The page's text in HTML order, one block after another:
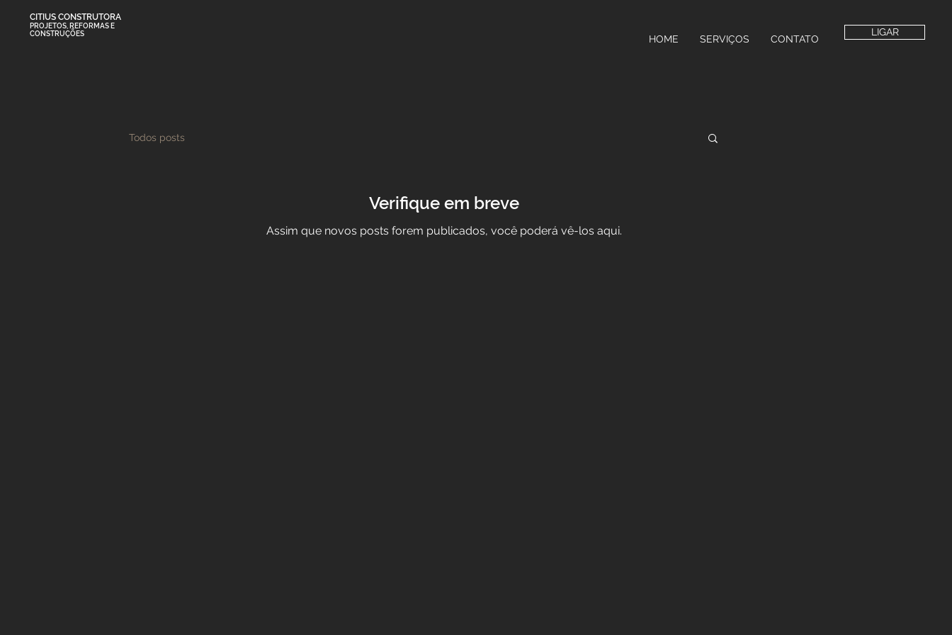
CITIUS CONSTRUTORA
PROJETOS, REFORMAS E
CONSTRUÇÕES
HOME SERVIÇOS CONTATO
LIGAR
Todos posts
Verifique em breve
Assim que novos posts forem publicados, você poderá vê-los aqui.